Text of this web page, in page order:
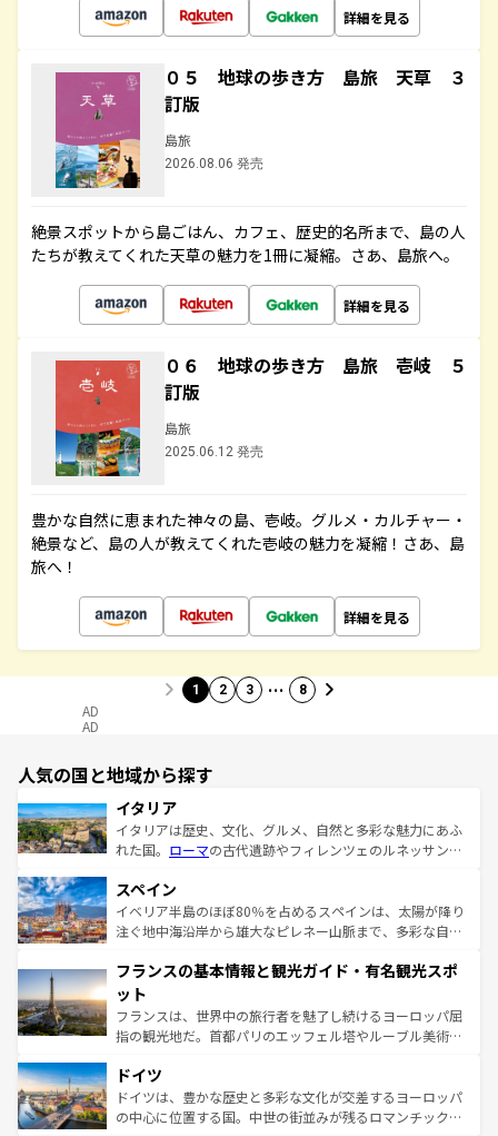
詳細を見る
０５ 地球の歩き方 島旅 天草 ３
訂版
島旅
2026.08.06 発売
絶景スポットから島ごはん、カフェ、歴史的名所まで、島の人
たちが教えてくれた天草の魅力を1冊に凝縮。さあ、島旅へ。
詳細を見る
０６ 地球の歩き方 島旅 壱岐 ５
訂版
島旅
2025.06.12 発売
豊かな自然に恵まれた神々の島、壱岐。グルメ・カルチャー・
絶景など、島の人が教えてくれた壱岐の魅力を凝縮！さあ、島
旅へ！
詳細を見る
1 2 3 … 8
AD
AD
人気の国と地域から探す
イタリア
イタリアは歴史、文化、グルメ、自然と多彩な魅力にあふ
れた国。 ローマの古代遺跡やフィレンツェのルネッサンス
ろん、トスカーナの美しい田園風景やアマルフィ海岸の絶
景など、自然景観も見逃せない。観光の合間には、本場の
ピザやパスタなど、絶品のイタリア料理を堪能することも
ませてくれるイタリアで、忘れられない旅をしてみよう！
なお、新着のイタリア情報は
しい。
スペイン
イベリア半島のほぼ80％を占めるスペインは、太陽が降り
注ぐ地中海沿岸から雄大なピレネー山脈まで、多彩な自然
文化が根付くこの国では、情熱的なフラメンコ、熱気あふ
れる闘牛、そして美味しいタパスが生活の一部となってい
る。首都マドリードの洗練された雰囲気や、バルセロナの
アートに溢れた街角から、地方では古代ローマ遺跡や中世
せる。地方によって風土や気候が異なるスペインはその個
性で訪れる人を魅了する。 なお、新着のスペイン情報は コ
ンテンツ一覧を参照してほしい。
フランスの基本情報と観光ガイド・有名観光スポ
ット
フランスは、世界中の旅行者を魅了し続けるヨーロッパ屈
指の観光地だ。首都パリのエッフェル塔やルーブル美術館
で、幅広い魅力が詰まっている。華麗な宮殿、歴史的な大
聖堂、美しいビーチ、そして豊かな自然が、訪れる者を心
から魅了する。また、フランスは美食の国としても知ら
ドイツ
ドイツは、豊かな歴史と多彩な文化が交差するヨーロッパ
の中心に位置する国。中世の街並みが残るロマンチック街